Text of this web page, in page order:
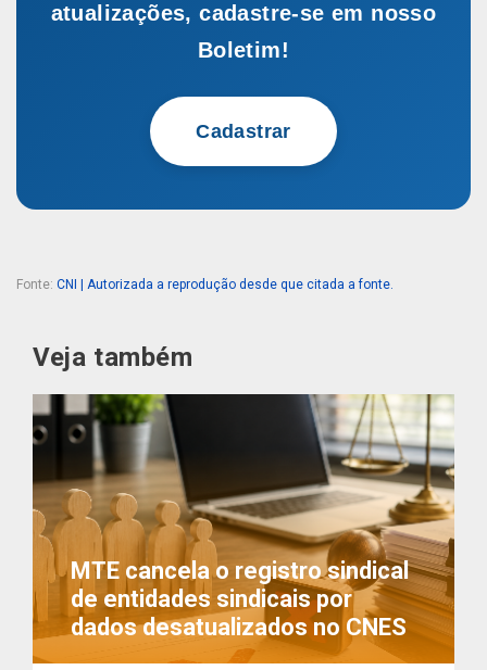
atualizações, cadastre-se em nosso
Boletim!
Cadastrar
Fonte: CNI | Autorizada a reprodução desde que citada a fonte.
Veja também
MTE cancela o registro sindical
de entidades sindicais por
dados desatualizados no CNES